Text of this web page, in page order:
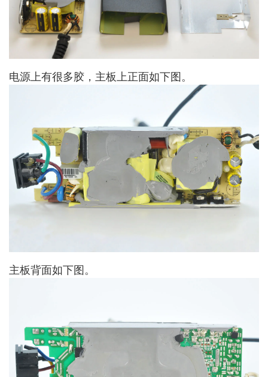
电源上有很多胶，主板上正面如下图。
主板背面如下图。